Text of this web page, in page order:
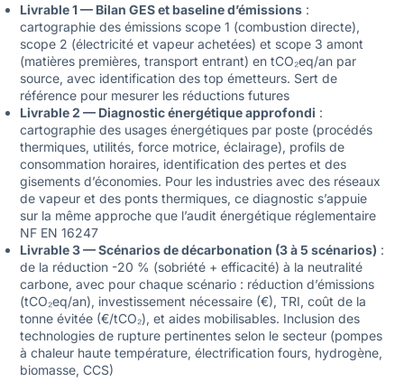
Livrable 1 — Bilan GES et baseline d’émissions:
cartographie des émissions scope 1 (combustion directe),
scope 2 (électricité et vapeur achetées) et scope 3 amont
(matières premières, transport entrant) en tCO₂eq/an par
source, avec identification des top émetteurs. Sert de
référence pour mesurer les réductions futures
Livrable 2 — Diagnostic énergétique approfondi :
cartographie des usages énergétiques par poste (procédés
thermiques, utilités, force motrice, éclairage), profils de
consommation horaires, identification des pertes et des
gisements d’économies. Pour les industries avec des réseaux
de vapeur et des ponts thermiques, ce diagnostic s’appuie
sur la même approche que l’audit énergétique réglementaire
NF EN 16247
Livrable 3 — Scénarios de décarbonation (3 à 5 scénarios) :
de la réduction -20 % (sobriété + efficacité) à la neutralité
carbone, avec pour chaque scénario : réduction d’émissions
(tCO₂eq/an), investissement nécessaire (€), TRI, coût de la
tonne évitée (€/tCO₂), et aides mobilisables. Inclusion des
technologies de rupture pertinentes selon le secteur (pompes
à chaleur haute température, électrification fours, hydrogène,
biomasse, CCS)